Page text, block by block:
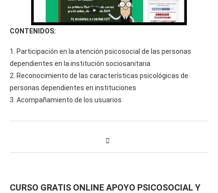
CONTENIDOS:
1. Participación en la atención psicosocial de las personas
dependientes en la institución sociosanitaria
2. Reconocimiento de las características psicológicas de
personas dependientes en instituciones
3. Acompañamiento de los usuarios
CURSO GRATIS ONLINE APOYO PSICOSOCIAL Y